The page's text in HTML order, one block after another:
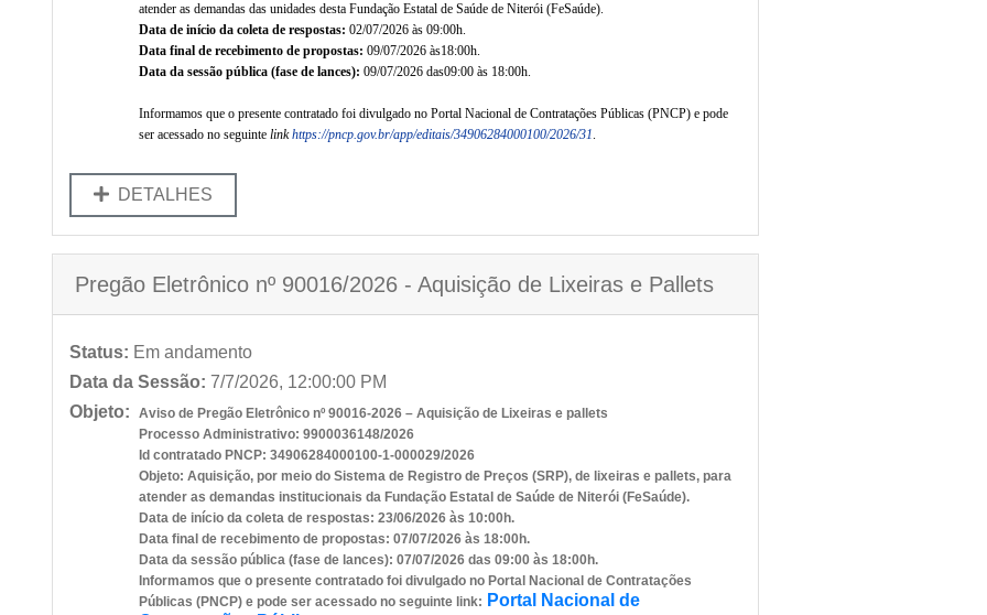
atender as demandas das unidades desta Fundação Estatal de Saúde de Niterói (FeSaúde).
Data de início da coleta de respostas: 02/07/2026 às 09:00h.
Data final de recebimento de propostas: 09/07/2026 às18:00h.
Data da sessão pública (fase de lances): 09/07/2026 das09:00 às 18:00h.
Informamos que o presente contratado foi divulgado no Portal Nacional de Contratações Públicas (PNCP) e pode
ser acessado no seguinte linkhttps://pncp.gov.br/app/editais/34906284000100/2026/31.​
DETALHES
Pregão Eletrônico nº 90016/2026 - Aquisição de Lixeiras e Pallets
Status: Em andamento
Data da Sessão: 7/7/2026, 12:00:00 PM
Objeto:
Aviso de Pregão Eletrônico nº 90016-2026 – Aquisição de Lixeiras e pallets
Processo Administrativo: 9900036148/2026
Id contratado PNCP: 34906284000100-1-000029/2026
Objeto: Aquisição, por meio do Sistema de Registro de Preços (SRP), de lixeiras e pallets, para
atender as demandas institucionais da Fundação Estatal de Saúde de Niterói (FeSaúde).
Data de início da coleta de respostas: 23/06/2026 às 10:00h.
Data final de recebimento de propostas: 07/07/2026 às 18:00h.
Data da sessão pública (fase de lances): 07/07/2026 das 09:00 às 18:00h.
Informamos que o presente contratado foi divulgado no Portal Nacional de Contratações
Públicas (PNCP) e pode ser acessado no seguinte link: Portal Nacional de